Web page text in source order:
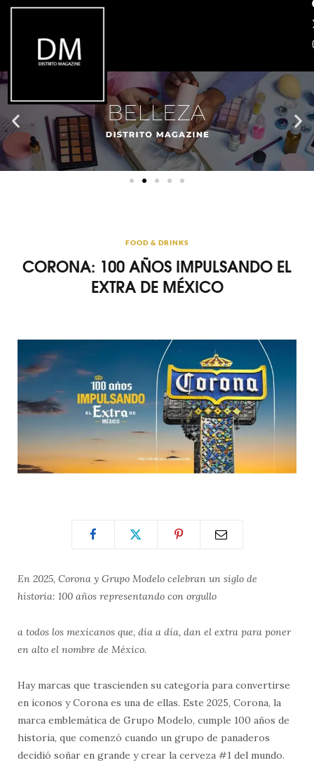
FOOD & DRINKS
CORONA: 100 AÑOS IMPULSANDO EL
EXTRA DE MÉXICO
En 2025, Corona y Grupo Modelo celebran un siglo de
historia: 100 años representando con orgullo
a todos los mexicanos que, día a día, dan el extra para poner
en alto el nombre de México.
Hay marcas que trascienden su categoría para convertirse
en íconos y Corona es una de ellas. Este 2025, Corona, la
marca emblemática de Grupo Modelo, cumple 100 años de
historia, que comenzó cuando un grupo de panaderos
decidió soñar en grande y crear la cerveza #1 del mundo.